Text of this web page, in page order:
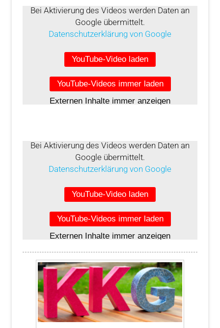
Bei Aktivierung des Videos werden Daten an
Google übermittelt.
Datenschutzerklärung von Google
YouTube-Video laden
YouTube-Videos immer laden
Externen Inhalte immer anzeigen
Bei Aktivierung des Videos werden Daten an
Google übermittelt.
Datenschutzerklärung von Google
YouTube-Video laden
YouTube-Videos immer laden
Externen Inhalte immer anzeigen